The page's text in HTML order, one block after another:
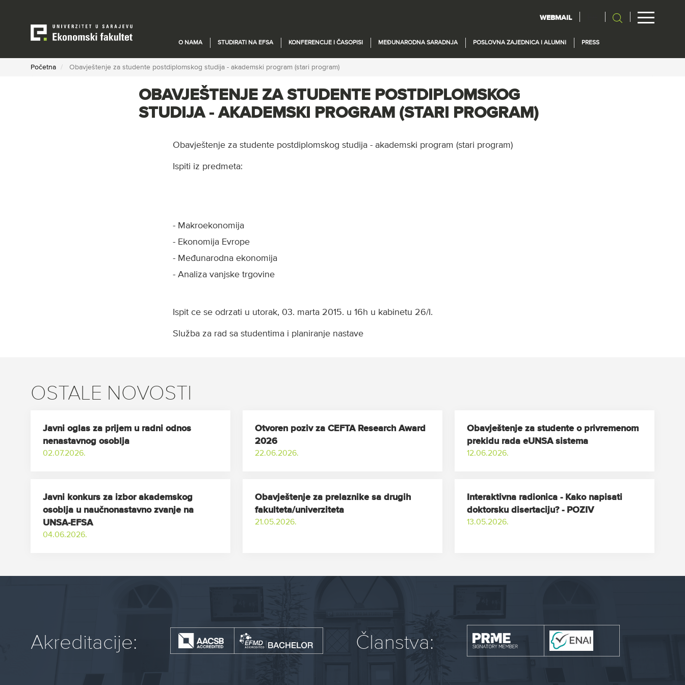
WEBMAIL
O NAMA STUDIRATI NA EFSA KONFERENCIJE I ČASOPISI MEĐUNARODNA SARADNJA POSLOVNA ZAJEDNICA I ALUMNI PRESS
Početna Obavještenje za studente postdiplomskog studija - akademski program (stari program)
OBAVJEŠTENJE ZA STUDENTE POSTDIPLOMSKOG
STUDIJA - AKADEMSKI PROGRAM (STARI PROGRAM)
Obavještenje za studente postdiplomskog studija - akademski program (stari program)
Ispiti iz predmeta:
- Makroekonomija
- Ekonomija Evrope
- Međunarodna ekonomija
- Analiza vanjske trgovine
Ispit ce se odrzati u utorak, 03. marta 2015. u 16h u kabinetu 26/I.
Služba za rad sa studentima i planiranje nastave
OSTALE NOVOSTI
Javni oglas za prijem u radni odnos
nenastavnog osoblja
02.07.2026.
Otvoren poziv za CEFTA Research Award
2026
22.06.2026.
Obavještenje za studente o privremenom
prekidu rada eUNSA sistema
12.06.2026.
Javni konkurs za izbor akademskog
osoblja u naučnonastavno zvanje na
UNSA-EFSA
04.06.2026.
Obavještenje za prelaznike sa drugih
fakulteta/univerziteta
21.05.2026.
Interaktivna radionica - Kako napisati
doktorsku disertaciju? - POZIV
13.05.2026.
Akreditacije: Članstva: